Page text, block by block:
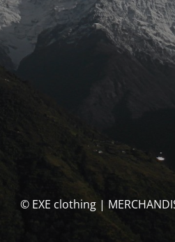
© EXE clothing |